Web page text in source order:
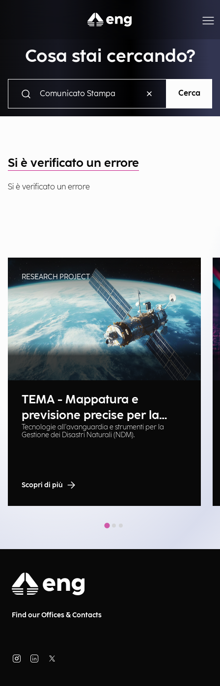
Cosa stai cercando?
Cerca
Si è verificato un errore
Si è verificato un errore
RESEARCH PROJECT
TEMA - Mappatura e
previsione precise per la
gestione delle emergenze
Tecnologie all'avanguardia e strumenti per la
Gestione dei Disastri Naturali (NDM).
Scopri di più
Find our Offices & Contacts